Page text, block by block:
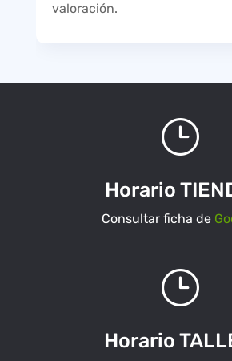
valoración.
}
Horario
Consultar ficha de
}
Horario